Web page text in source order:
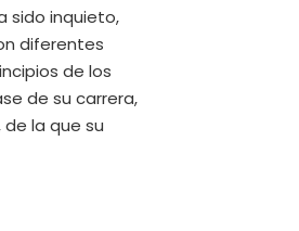
sido inquieto,
diferentes
de los
de su carrera,
la que su